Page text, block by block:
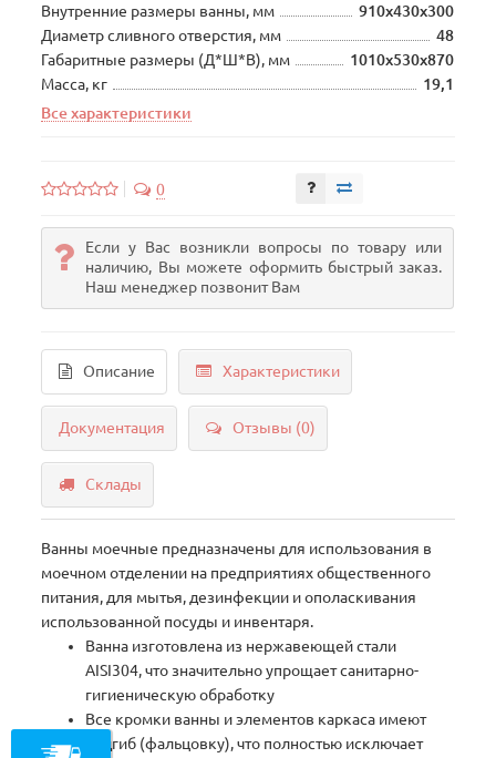
Внутренние размеры ванны, мм
910х430х300
Диаметр сливного отверстия, мм
48
Габаритные размеры (Д*Ш*В), мм
1010х530х870
Масса, кг
19,1
Все характеристики
0
Если у Вас возникли вопросы по товару или
наличию, Вы можете оформить быстрый заказ.
Наш менеджер позвонит Вам
Описание Характеристики
Документация Отзывы (0)
Склады
Ванны моечные предназначены для использования в
моечном отделении на предприятиях общественного
питания, для мытья, дезинфекции и ополаскивания
использованной посуды и инвентаря.
Ванна изготовлена из нержавеющей стали
AISI304, что значительно упрощает санитарно-
гигиеническую обработку
Все кромки ванны и элементов каркаса имеют
подгиб (фальцовку), что полностью исключает